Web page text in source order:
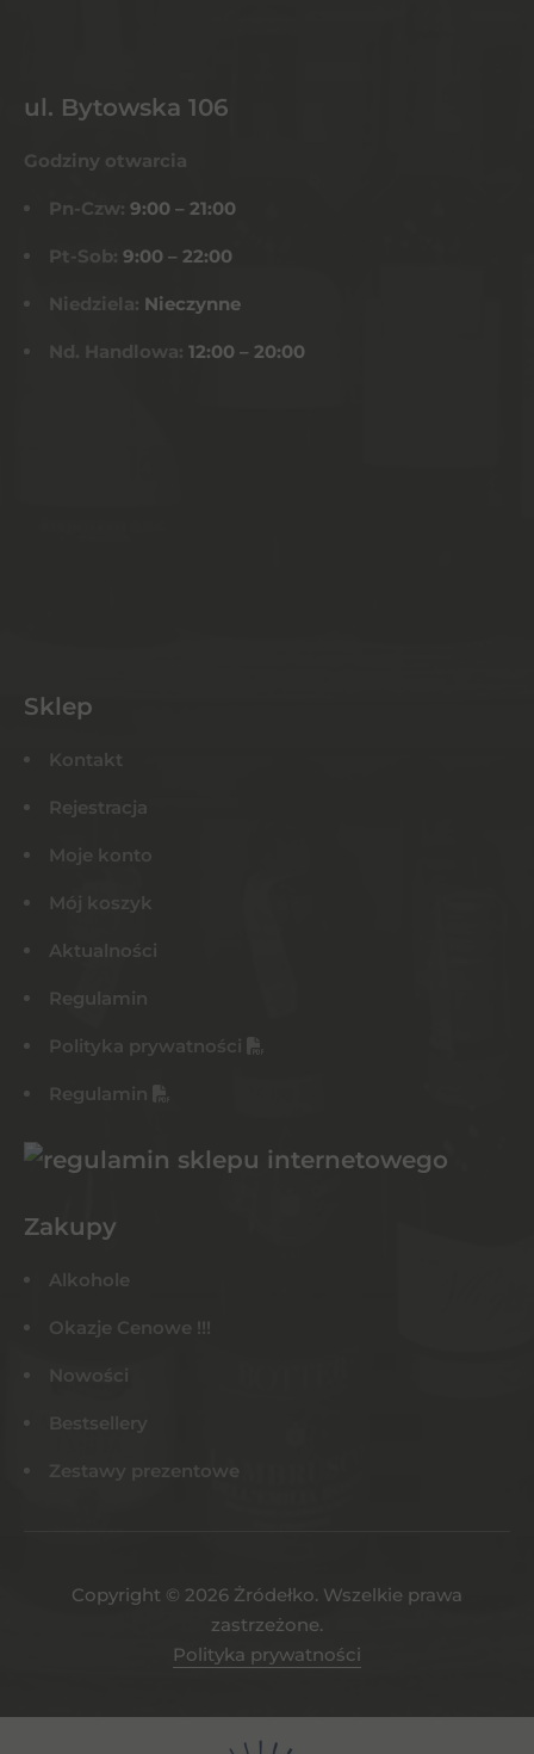
ul. Bytowska 106
Godziny otwarcia
Pn-Czw: 9:00 – 21:00
Pt-Sob: 9:00 – 22:00
Niedziela: Nieczynne
Nd. Handlowa: 12:00 – 20:00
Sklep
Kontakt
Rejestracja
Moje konto
Mój koszyk
Aktualności
Regulamin
Polityka prywatności
Regulamin
Zakupy
Alkohole
Okazje Cenowe !!!
Nowości
Bestsellery
Zestawy prezentowe
Copyright © 2026 Żródełko. Wszelkie prawa
zastrzeżone.
Polityka prywatności